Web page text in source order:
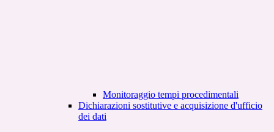
Monitoraggio tempi procedimentali
Dichiarazioni sostitutive e acquisizione d'ufficio
dei dati